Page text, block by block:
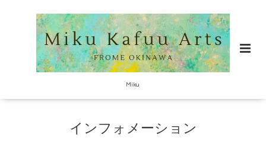
Miku
インフォメーション